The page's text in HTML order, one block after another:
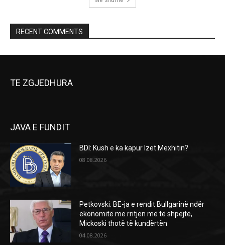
RECENT COMMENTS
TE ZGJEDHURA
JAVA E FUNDIT
BDI: Kush e ka kapur Izet Mexhitin?
08.08.2026
Petkovski: BE-ja e rendit Bullgarinë ndër
ekonomitë me rritjen më të shpejtë,
Mickoski thotë të kundërtën
04.08.2026